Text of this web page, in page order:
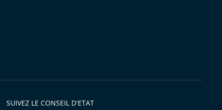
SUIVEZ LE CONSEIL D'ETAT